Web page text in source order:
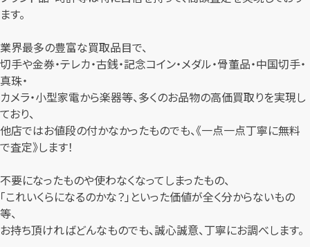
ます。
業界最多の豊富な買取品目で、
切手や金券・テレカ・古銭・記念コイン・メダル・骨董品・中国切手・
真珠・
カメラ・小型家電から楽器等、多くのお品物の高価買取りを実現し
ており、
他店ではお値段の付かなかったものでも、《一点一点丁寧に無料
で査定》します！
不要になったものや使わなくなってしまったもの、
「これいくらになるのかな？」といった価値が全く分からないもの
等、
お持ち頂ければどんなものでも、誠心誠意、丁寧にお調べします。